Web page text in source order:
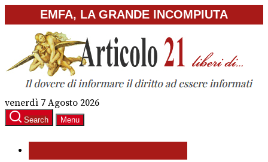
to
content
EMFA, LA GRANDE INCOMPIUTA
venerdì 7 Agosto 2026
Search Menu